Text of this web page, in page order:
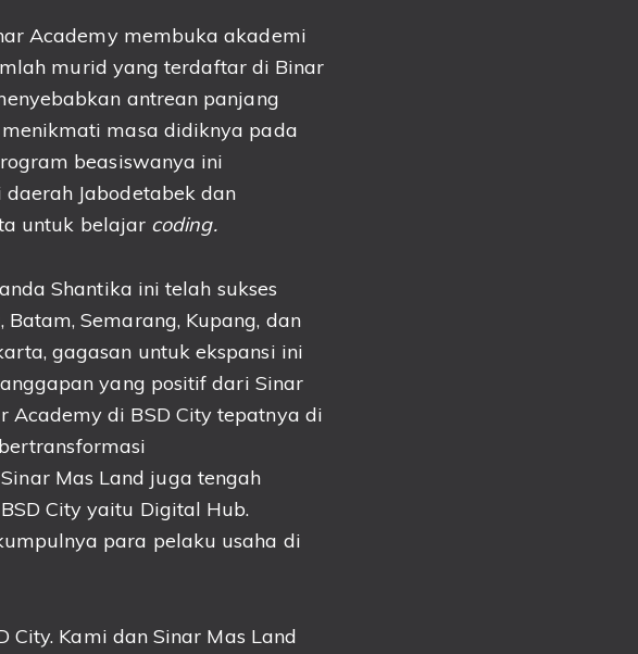
Academy membuka akademi
murid yang terdaftar di Binar
antrean panjang
masa didiknya pada
beasiswanya ini
Jabodetabek dan
untuk belajar coding.
Shantika ini telah sukses
Semarang, Kupang, dan
gagasan untuk ekspansi ini
yang positif dari Sinar
Academy di BSD City tepatnya di
Mas Land juga tengah
City yaitu Digital Hub.
para pelaku usaha di
City. Kami dan Sinar Mas Land